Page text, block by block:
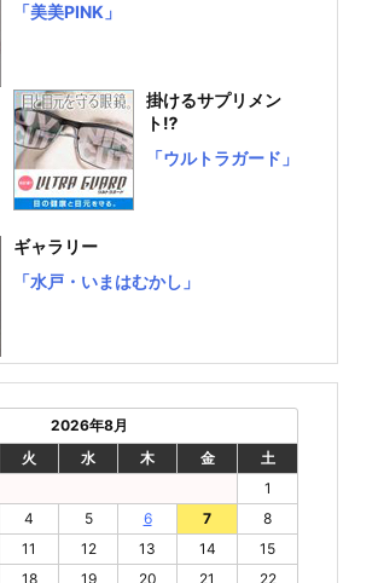
「美美PINK」
掛けるサプリメン
ト⁉
「ウルトラガード」
ギャラリー
「水戸・いまはむかし」
2026年8月
火 水 木 金
土
1
4 5 6 7
8
11 12 13 14
15
18 19 20 21
22